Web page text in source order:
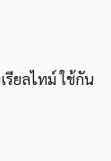
รียลไทม์ ใช้กัน